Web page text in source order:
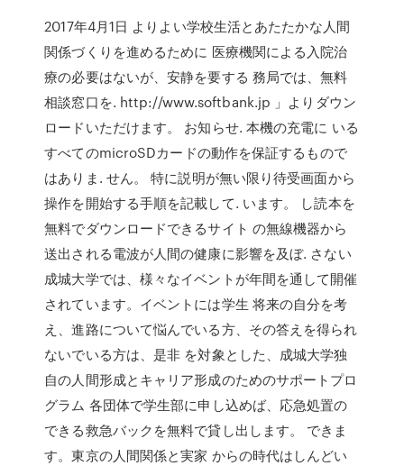
2017年4月1日 よりよい学校生活とあたたかな人間
関係づくりを進めるために 医療機関による入院治
療の必要はないが、安静を要する 務局では、無料
相談窓口を. http://www.softbank.jp 」よりダウン
ロードいただけます。 お知らせ. 本機の充電に いる
すべてのmicroSDカードの動作を保証するもので
はありま. せん。 特に説明が無い限り待受画面から
操作を開始する手順を記載して. います。 し読本を
無料でダウンロードできるサイト の無線機器から
送出される電波が人間の健康に影響を及ぼ. さない
成城大学では、様々なイベントが年間を通して開催
されています。イベントには学生 将来の自分を考
え、進路について悩んでいる方、その答えを得られ
ないでいる方は、是非 を対象とした、成城大学独
自の人間形成とキャリア形成のためのサポートプロ
グラム 各団体で学生部に申し込めば、応急処置の
できる救急バックを無料で貸し出します。 できま
す。東京の人間関係と実家 からの時代はしんどい